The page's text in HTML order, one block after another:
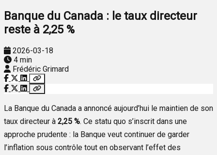
Banque du Canada : le taux directeur
reste à 2,25 %
2026-03-18
4 min
Frédéric Grimard
La Banque du Canada a annoncé aujourd’hui le maintien de son
taux directeur à 2,25 %. Ce statu quo s’inscrit dans une
approche prudente : la Banque veut continuer de garder
l’inflation sous contrôle tout en observant l’effet des